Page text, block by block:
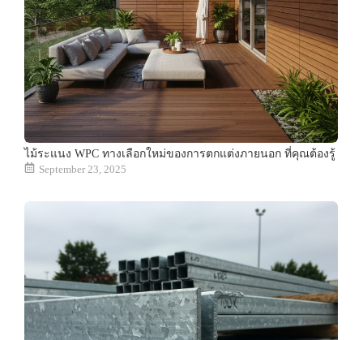
ไม้ระแนง WPC ทางเลือกใหม่ของการตกแต่งภายนอก ที่คุณต้องรู้
September 23, 2025